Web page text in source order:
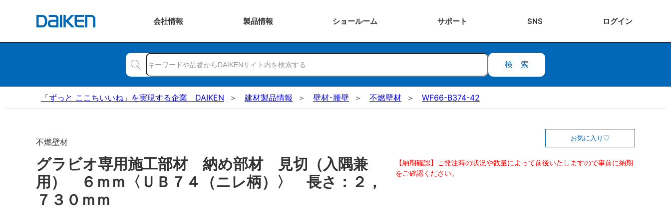
会社情報 製品情報 ショールーム サポート SNS ログイン
検索
「ずっと ここちいいね」を実現する企業 DAIKEN 建材製品情報 壁材･腰壁 不燃壁材 WF66-B374-42
不燃壁材
グラビオ専用施工部材 納め部材 見切（入隅兼
用） ６ｍｍ〈ＵＢ７４（ニレ柄）〉 長さ：２，
７３０ｍｍ
お気に入り
【納期確認】ご発注時の状況や数量によって前後いたしますので事前に納期
をご確認ください。